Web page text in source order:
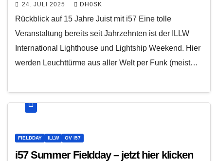
24. JULI 2025 DH0SK
Rückblick auf 15 Jahre Juist mit i57 Eine tolle
Veranstaltung bereits seit Jahrzehnten ist der ILLW
International Lighthouse und Lightship Weekend. Hier
werden Leuchttürme aus aller Welt per Funk (meist…
FIELDDAY ILLW OV I57
i57 Summer Fieldday – jetzt hier klicken